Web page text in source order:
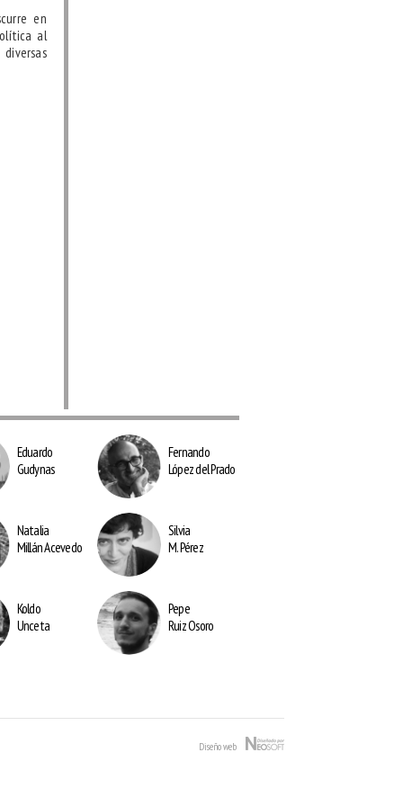
en
al
Eduardo
Gudynas
Fernando
López del Prado
Natalia
Millán Acevedo
Silvia
M. Pérez
Koldo
Unceta
Pepe
Ruiz Osoro
Diseño web